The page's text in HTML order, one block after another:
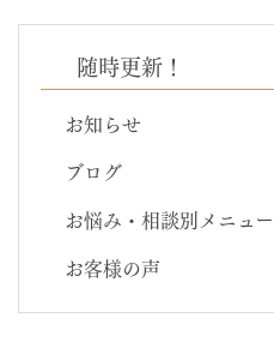
随時更新！
お知らせ
ブログ
お悩み・相談別メニュー
お客様の声